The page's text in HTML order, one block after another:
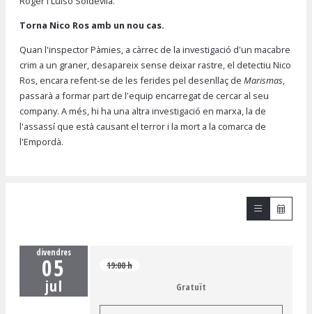
Torna Nico Ros amb un nou cas.
Quan l'inspector Pàmies, a càrrec de la investigació d'un macabre
crim a un graner, desapareix sense deixar rastre, el detectiu Nico
Ros, encara refent-se de les ferides pel desenllaç de Marismas
passarà a formar part de l'equip encarregat de cercar al seu
company. A més, hi ha una altra investigació en marxa, la de
l'assassí que està causant el terror i la mort a la comarca de
l'Empordà.
divendres
05
jul
19:00 h
Gratuït